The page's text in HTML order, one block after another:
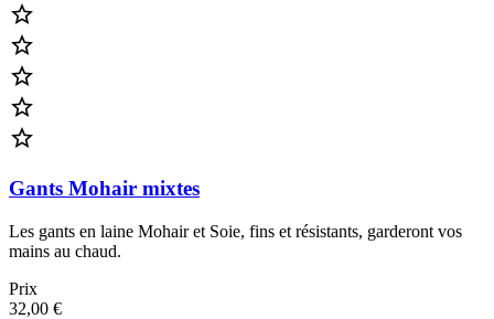





Gants Mohair mixtes
Les gants en laine Mohair et Soie, fins et résistants, garderont vos
mains au chaud.
Prix
32,00 €